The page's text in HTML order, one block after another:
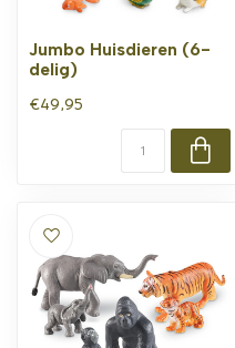
Jumbo Huisdieren (6-
delig)
€49,95